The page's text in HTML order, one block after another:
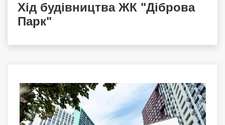
Хід будівництва ЖК "Діброва
Парк"